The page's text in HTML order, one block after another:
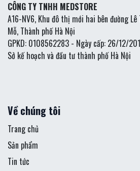
CÔNG TY TNHH MEDSTORE
A16-NV6, Khu đô thị mới hai bên đường Lê
Mỗ, Thành phố Hà Nội
GPKD: 0108562283 - Ngày cấp: 26/12/
Sở kế hoạch và đầu tư thành phố Hà Nội
Về chúng tôi
Trang chủ
Sản phẩm
Tin tức